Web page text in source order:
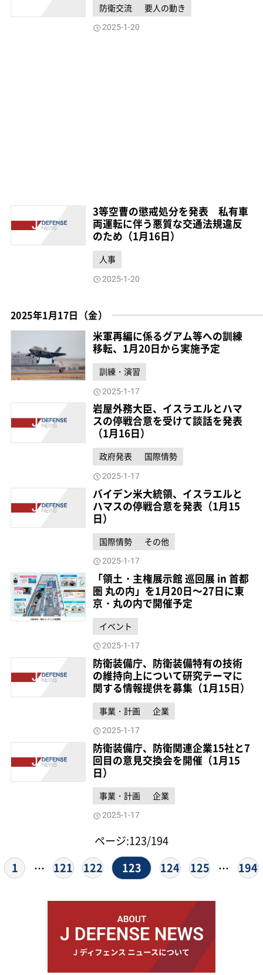
防衛交流 要人の動き
2025-1-20
3等空曹の懲戒処分を発表 私有車
両運転に伴う悪質な交通法規違反
のため（1月16日）
人事
2025-1-20
2025年1月17日（金）
米軍再編に係るグアム等への訓練
移転、1月20日から実施予定
訓練・演習
2025-1-17
岩屋外務大臣、イスラエルとハマ
スの停戦合意を受けて談話を発表
（1月16日）
政府発表 国際情勢
2025-1-17
バイデン米大統領、イスラエルと
ハマスの停戦合意を発表（1月15
日）
国際情勢 その他
2025-1-17
「領土・主権展示館 巡回展 in 首都
圏 丸の内」を1月20日～27日に東
京・丸の内で開催予定
イベント
2025-1-17
防衛装備庁、防衛装備特有の技術
の維持向上について研究テーマに
関する情報提供を募集（1月15日）
事業・計画 企業
2025-1-17
防衛装備庁、防衛関連企業15社と7
回目の意見交換会を開催（1月15
日）
事業・計画 企業
2025-1-17
ページ:123/194
1
… 121 122 123 124 125 … 194